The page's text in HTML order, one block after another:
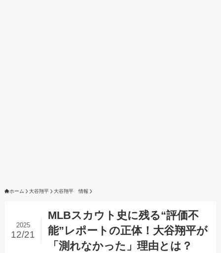
ホーム 大谷翔平 大谷翔平 情報
MLBスカウト史に残る“評価不
能”レポートの正体！大谷翔平が
「測れなかった」理由とは？
2025
12/21